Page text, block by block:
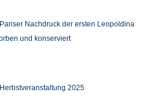
Nachdruck der ersten Leopoldina
und konserviert
2025